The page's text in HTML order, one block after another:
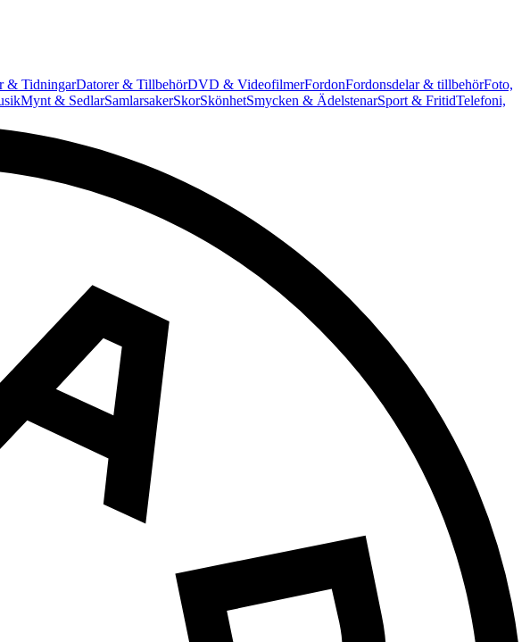
& TidningarDatorer & TillbehörDVD & VideofilmerFordonFordonsdelar & tillbehörFoto,
Mynt & SedlarSamlarsakerSkorSkönhetSmycken & ÄdelstenarSport & FritidTelefoni,